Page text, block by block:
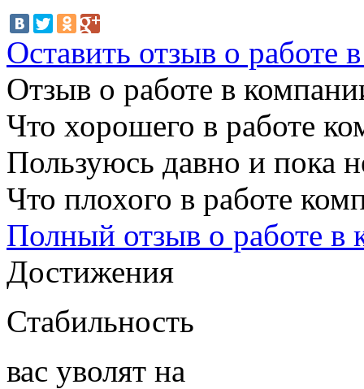
Оставить отзыв о работе
Отзыв о работе в
Что хорошего в работе
Пользуюсь давно и пока
Что плохого в работе
Полный отзыв о работе в
Достижения
Стабильность
вас уволят на